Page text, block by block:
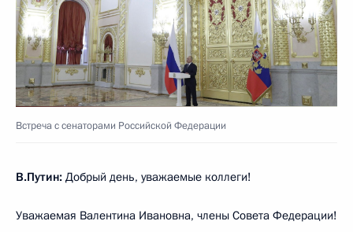
Встреча с сенаторами Российской Федерации
В.Путин: Добрый день, уважаемые коллеги!
Уважаемая Валентина Ивановна, члены Совета Федерации!